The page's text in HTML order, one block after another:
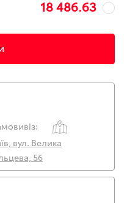
18 486.63
вул. Велика
56